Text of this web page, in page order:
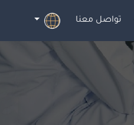
تواصل معنا